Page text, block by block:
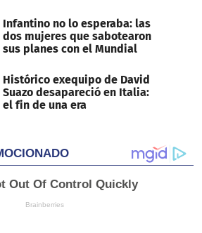
Infantino no lo esperaba: las
dos mujeres que sabotearon
sus planes con el Mundial
Histórico exequipo de David
Suazo desapareció en Italia:
el fin de una era